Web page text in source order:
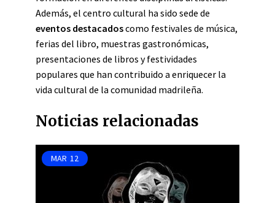
Además, el centro cultural ha sido sede de
eventos destacadoscomo festivales de música,
ferias del libro, muestras gastronómicas,
presentaciones de libros y festividades
populares que han contribuido a enriquecer la
vida cultural de la comunidad madrileña.
Noticias relacionadas
MAR 12